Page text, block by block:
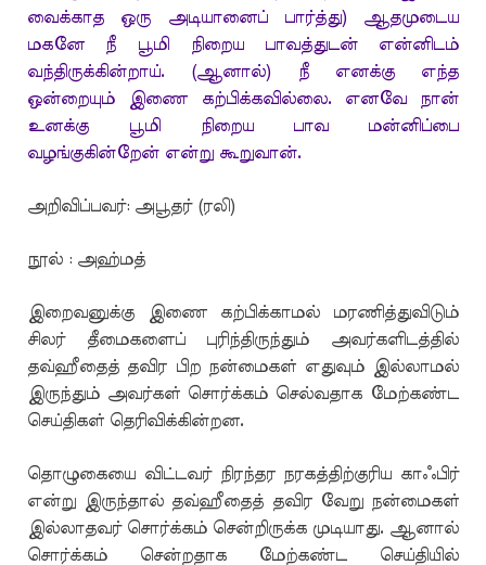
வைக்காத ஒரு அடியானைப் பார்த்து) ஆதமுடைய
மகனே நீ பூமி நிறைய பாவத்துடன் என்னிடம்
வந்திருக்கின்றாய். (ஆனால்) நீ எனக்கு எந்த
ஒன்றையும் இணை கற்பிக்கவில்லை. எனவே நான்
உனக்கு பூமி நிறைய பாவ மன்னிப்பை
வழங்குகின்றேன் என்று கூறுவான்.
அறிவிப்பவர்: அபூதர் (ரலி)
நூல் : அஹ்மத்
இறைவனுக்கு இணை கற்பிக்காமல் மரணித்துவிடும்
சிலர் தீமைகளைப் புரிந்திருந்தும் அவர்களிடத்தில்
தவ்ஹீதைத் தவிர பிற நன்மைகள் எதுவும் இல்லாமல்
இருந்தும் அவர்கள் சொர்க்கம் செல்வதாக மேற்கண்ட
செய்திகள் தெரிவிக்கின்றன.
தொழுகையை விட்டவர் நிரந்தர நரகத்திற்குரிய காஃபிர்
என்று இருந்தால் தவ்ஹீதைத் தவிர வேறு நன்மைகள்
இல்லாதவர் சொர்க்கம் சென்றிருக்க முடியாது. ஆனால்
சொர்க்கம் சென்றதாக மேற்கண்ட செய்தியில்